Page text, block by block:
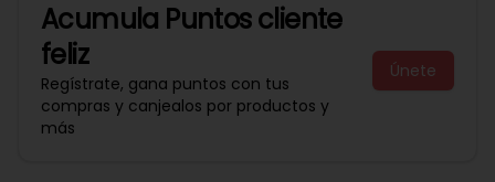
Acumula Puntos cliente
feliz
Regístrate, gana puntos con tus
compras y canjealos por productos y
más
Únete